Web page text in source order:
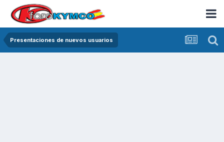
Presentaciones de nuevos usuarios